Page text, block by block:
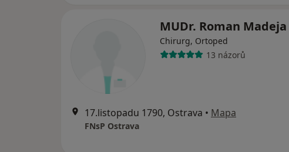
MUDr. Roman Madeja
Chirurg, Ortoped
13 názorů
17.listopadu 1790, Ostrava • Mapa
FNsP Ostrava